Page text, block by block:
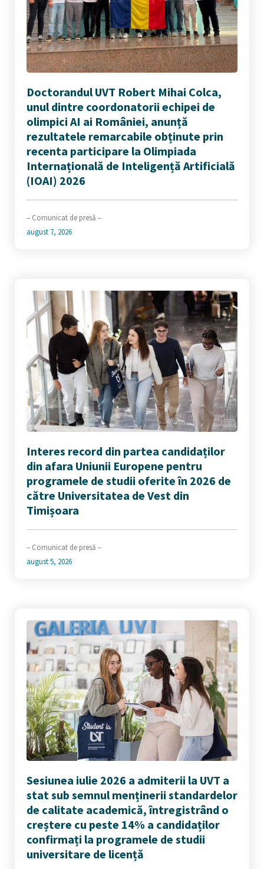
Doctorandul UVT Robert Mihai Colca,
unul dintre coordonatorii echipei de
olimpici AI ai României, anunță
rezultatele remarcabile obținute prin
recenta participare la Olimpiada
Internațională de Inteligență Artificială
(IOAI) 2026
– Comunicat de presă –
august 7, 2026
Interes record din partea candidaților
din afara Uniunii Europene pentru
programele de studii oferite în 2026 de
către Universitatea de Vest din
Timișoara
– Comunicat de presă –
august 5, 2026
Sesiunea iulie 2026 a admiterii la UVT a
stat sub semnul menținerii standardelor
de calitate academică, întregistrând o
creștere cu peste 14% a candidaților
confirmați la programele de studii
universitare de licență